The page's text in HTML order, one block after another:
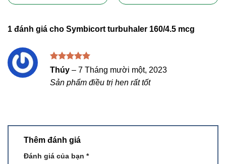
1 đánh giá cho Symbicort turbuhaler 160/4.5 mcg
Được xếp
hạng
sao
Thúy – 7 Tháng mười một, 2023
Sản phẩm điều trị hen rất tốt
Thêm đánh giá
Đánh giá của bạn *